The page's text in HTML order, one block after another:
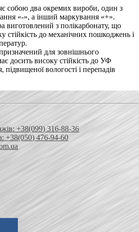
собою два окремих вироби, один з
«-», а інший маркування «+».
виготовлений з полікарбонату, що
стійкість до механічних пошкоджень і
для зовнішнього
досить високу стійкість до УФ
вологості і перепадів
+38(099) 316-88-36
+38(050) 476-94-60